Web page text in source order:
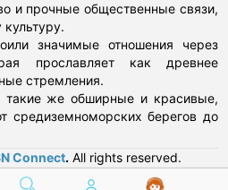
и прочные общественные связи,
значимые отношения через
прославляет как древнее
стремления.
такие же обширные и красивые,
средиземноморских берегов до
Connect. All rights reserved.